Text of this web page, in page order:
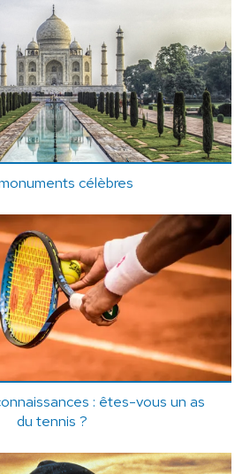
célèbres
: êtes-vous un as
du tennis ?